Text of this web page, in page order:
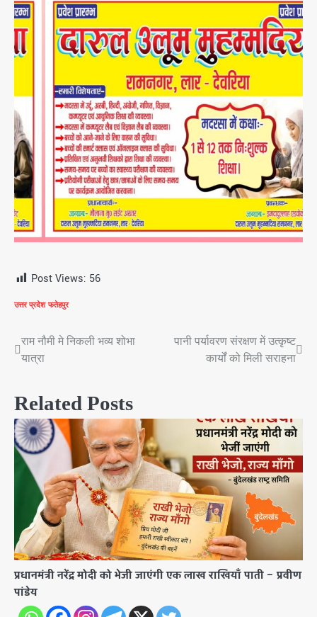
Post Views: 56
उत्तर प्रदेश फतेहपुर
Post
navigation
राम नौमी मे निकली भव्य शोभा
यात्रा
पानी पर्यावरण संरक्षण में उत्कृष्ट
कार्यों को मिली सराहना
Related Posts
प्रधानमंत्री नरेंद्र मोदी को भेजी जाएंगी एक लाख राखियाँ पाती – प्रवीण
पांडेय